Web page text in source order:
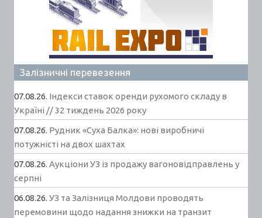
Залізничні перевезення
07.08.26. Індекси ставок оренди рухомого складу в
Україні // 32 тиждень 2026 року
07.08.26. Рудник «Суха Балка»: нові виробничі
потужністі на двох шахтах
07.08.26. Аукціони УЗ із продажу вагоновідправлень у
серпні
06.08.26. УЗ та Залізниця Молдови проводять
перемовини щодо надання знижки на транзит